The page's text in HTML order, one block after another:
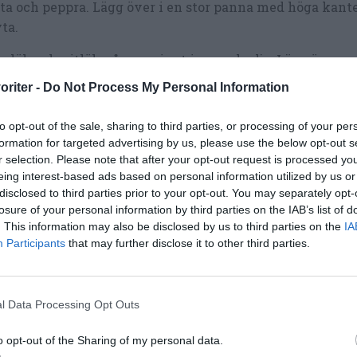
- Do Not Process My Personal Information
opt-out of the sale, sharing to third parties, or processing of your
for targeted advertising by us, please use the below opt-out
selection. Please note that after your opt-out request is processed
interest-based ads based on personal information utilized by us
to third parties prior to your opt-out. You may separately
of your personal information by third parties on the IAB’s list of
This information may also be disclosed by us to third parties on the
Participants that may further disclose it to other third parties.
Data Processing Opt Outs
opt-out of the Sharing of my personal data.
och peppra. Lägg över i en stor panna med höga
lök och vitlök någon minut i en msk olja. Lägg över
hälften av vattnet och koka ihop. Lägg över med
resten av vattnet, buljongtärning, sambal oelek och
till köttfärsen.
och rör i grädde samt crème fraiche.
koka på medelvärme under lock medan du kokar ris.
eller potatisstöt.
av köttfärscurryn med salt och peppar.